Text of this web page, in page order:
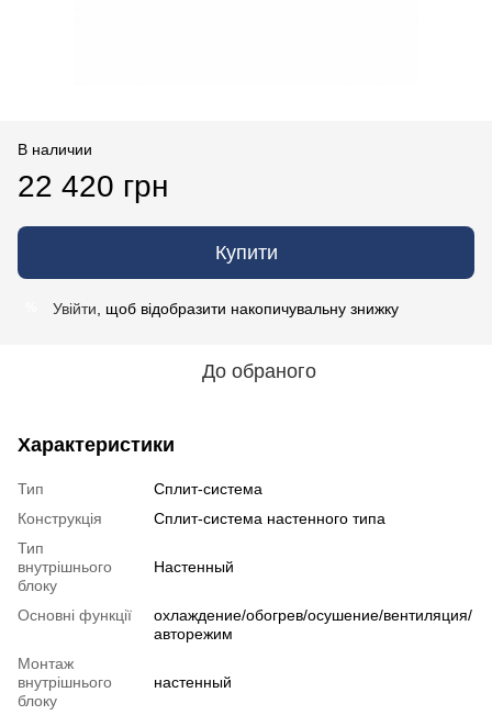
В наличии
22 420 грн
Купити
Увійти , щоб відобразити накопичувальну знижку
До обраного
Характеристики
Тип
Сплит-система
Конструкція
Cплит-система настенного типа
Тип
внутрішнього
блоку
Настенный
Основні функції
охлаждение/обогрев/осушение/вентиляция/
авторежим
Монтаж
внутрішнього
блоку
настенный